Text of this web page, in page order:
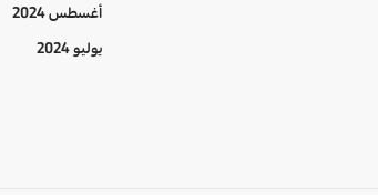
أغسطس 2024
يوليو 2024